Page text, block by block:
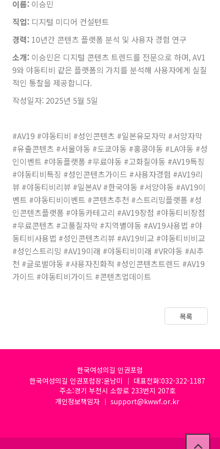
이름: 이승민
직업: 디지털 미디어 컨설턴트
경력: 10년간 콘텐츠 플랫폼 분석 및 사용자 경험 연구
소개: 이승민은 디지털 콘텐츠 트렌드를 전문으로 하며, AV1
9와 야동티비 같은 플랫폼의 가치를 분석해 사용자에게 실질
적인 통찰을 제공합니다.
작성일자: 2025년 5월 5일
#AV19 #야동티비 #성인콘텐츠 #일본유모자막 #서양자막
#유출콘텐츠 #서울야동 #도쿄야동 #홍콩야동 #LA야동 #성
인이벤트 #야동플랫폼 #무료야동 #고화질야동 #AV19특징
#야동티비특징 #성인콘텐츠가이드 #사용자경험 #AV19리
뷰 #야동티비리뷰 #일본AV #한국야동 #서양야동 #AV19이
벤트 #야동티비이벤트 #콘텐츠추천 #스트리밍플랫폼 #성
인콘텐츠플랫폼 #야동카테고리 #AV19장점 #야동티비장점
#무료콘텐츠 #고품질자막 #지역별야동 #AV19사용법 #야
동티비사용법 #성인콘텐츠리뷰 #AV19비교 #야동티비비교
#성인스트리밍 #AV19미래 #야동티비미래 #VR야동 #AI추
천 #글로벌야동 #사용자친화적 #성인콘텐츠트렌드 #AV19
가이드 #야동티비가이드 #콘텐츠업데이트
목록
한국여성의길 인권포럼
한국여성의길 인권포럼장:윤남미 │ 대표전화:032-322-1187
주소:경기 부천시 소향로 233번지 207호
개인정보책임자 │ support@kwwf.or.kr